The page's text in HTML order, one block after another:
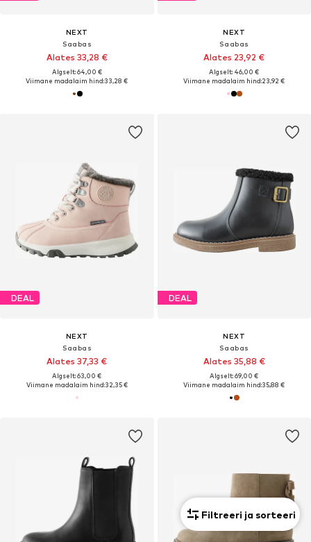
NEXT
Saabas
Alates 33,28 €
Algselt: 64,00 €
Viimane madalaim hind:33,28 €
NEXT
Saabas
Alates 23,92 €
Algselt: 46,00 €
Viimane madalaim hind:23,92 €
DEAL
NEXT
Saabas
Alates 37,33 €
Algselt: 63,00 €
Viimane madalaim hind:32,35 €
DEAL
NEXT
Saabas
Alates 35,88 €
Algselt: 69,00 €
Viimane madalaim hind:35,88 €
Filtreeri ja sorteeri